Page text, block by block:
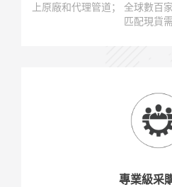
上原廠和代理管道； 全球數百
匹配現貨需
專業級采